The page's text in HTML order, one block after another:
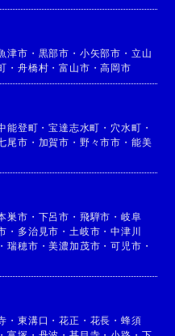
津市 ・ 黒部市 ・ 小矢部市 ・ 立山
・ 舟橋村 ・富山市 ・高岡市
能登町 ・宝達志水町 ・ 穴水町 ・
尾市 ・ 加賀市 ・ 野々市市 ・ 能美
巣市 ・ 下呂市 ・ 飛騨市 ・ 岐阜
・ 多治見市 ・ 土岐市 ・中津川
・瑞穂市 ・美濃加茂市 ・可児市 ・
・ 東溝口 ・花正 ・ 花長 ・ 蜂須